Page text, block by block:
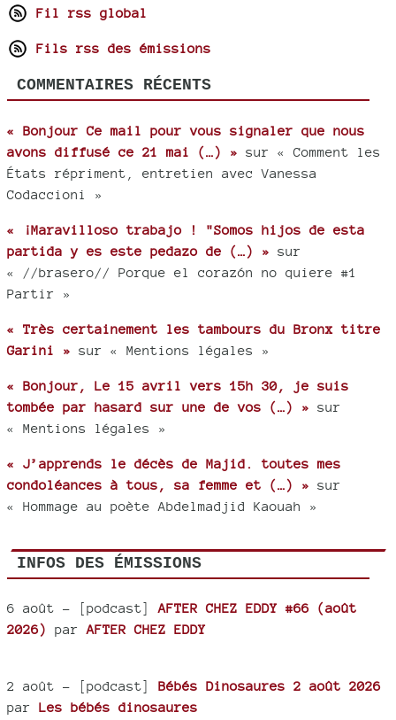
Fil rss global
Fils rss des émissions
COMMENTAIRES RÉCENTS
« Bonjour Ce mail pour vous signaler que nous
avons diffusé ce 21 mai (…) » sur « Comment les
États répriment, entretien avec Vanessa
Codaccioni »
« ¡Maravilloso trabajo ! "Somos hijos de esta
partida y es este pedazo de (…) » sur
« //brasero// Porque el corazón no quiere #1
Partir »
« Très certainement les tambours du Bronx titre
Garini » sur « Mentions légales »
« Bonjour, Le 15 avril vers 15h 30, je suis
tombée par hasard sur une de vos (…) » sur
« Mentions légales »
« J’apprends le décès de Majid. toutes mes
condoléances à tous, sa femme et (…) » sur
« Hommage au poète Abdelmadjid Kaouah »
INFOS DES ÉMISSIONS
6 août - [podcast] AFTER CHEZ EDDY #66 (août
2026)
par AFTER CHEZ EDDY
2 août - [podcast] Bébés Dinosaures 2 août 2026
par Les bébés dinosaures